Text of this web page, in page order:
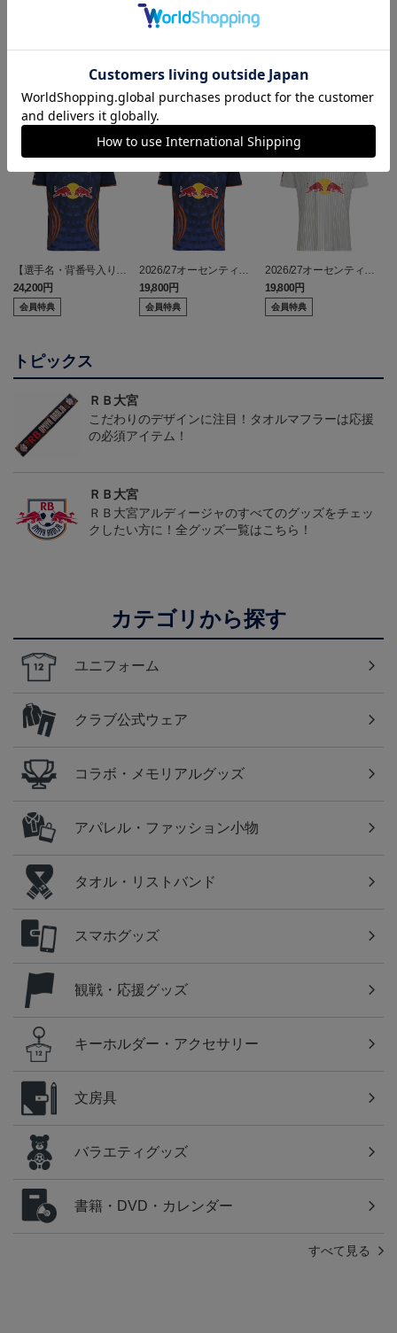
ランキング
【選手名・背番号入り】
2026/27オーセンティッ
クユニフォーム（フィー
ルド1st）
24,200円
会員特典
2026/27オーセンティッ
クユニフォーム（フィー
ルド1st）
19,800円
会員特典
2026/27オーセンティッ
クユニフォーム（フィー
ルド2nd）
19,800円
会員特典
トピックス
ＲＢ大宮
こだわりのデザインに注目！タオルマフラーは応援
の必須アイテム！
ＲＢ大宮
ＲＢ大宮アルディージャのすべてのグッズをチェッ
クしたい方に！全グッズ一覧はこちら！
カテゴリから探す
ユニフォーム
クラブ公式ウェア
コラボ・メモリアルグッズ
アパレル・ファッション小物
タオル・リストバンド
スマホグッズ
観戦・応援グッズ
キーホルダー・アクセサリー
文房具
バラエティグッズ
書籍・DVD・カレンダー
すべて見る